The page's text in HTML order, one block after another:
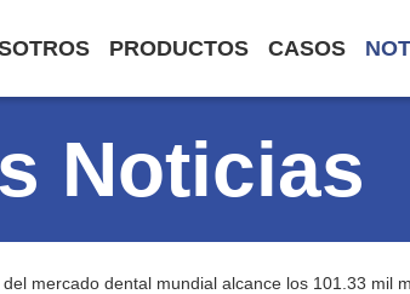
PRODUCTOS CASOS
Noticias
mercado dental mundial alcance los 101.33 mil